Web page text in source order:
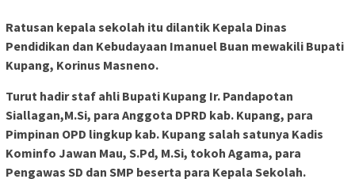
Ratusan kepala sekolah itu dilantik Kepala Dinas
Pendidikan dan Kebudayaan Imanuel Buan mewakili Bupati
Kupang, Korinus Masneno.
Turut hadir staf ahli Bupati Kupang Ir. Pandapotan
Siallagan,M.Si, para Anggota DPRD kab. Kupang, para
Pimpinan OPD lingkup kab. Kupang salah satunya Kadis
Kominfo Jawan Mau, S.Pd, M.Si, tokoh Agama, para
Pengawas SD dan SMP beserta para Kepala Sekolah.